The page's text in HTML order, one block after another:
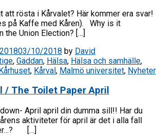
att rösta i Kårvalet? Här kommer era svar!
på Kaffe med Kåren). Why is it
the Union Election? […]
03/10/2018 by David
, Gäddan, Hälsa, Hälsa och samhälle,
, Kårval, Malmö universitet, Nyheter
/ The Toilet Paper April
April april din dumma sill!! Har du
aktiviteter för april är det i alla fall
[…]